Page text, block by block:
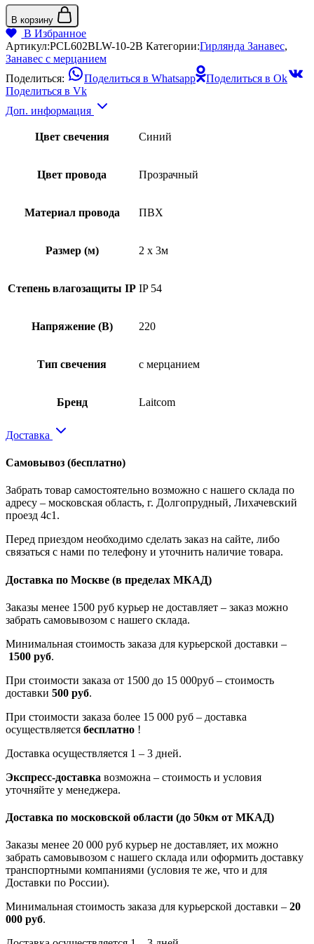
В корзину
В Избранное
Артикул:PCL602BLW-10-2B Категории:Гирлянда Занавес,
Занавес с мерцанием
Поделиться:
Поделиться в Whatsapp
Поделиться в Ok
Поделиться в Vk
Доп. информация
Цвет свечения Синий
Цвет провода Прозрачный
Материал провода ПВХ
Размер (м) 2 x 3м
Степень влагозащиты IP IP 54
Напряжение (В) 220
Тип свечения с мерцанием
Бренд Laitcom
Доставка
Самовывоз (бесплатно)
Забрать товар самостоятельно возможно с нашего склада по
адресу – московская область, г. Долгопрудный, Лихачевский
проезд 4с1.
Перед приездом необходимо сделать заказ на сайте, либо
связаться с нами по телефону и уточнить наличие товара.
Доставка по Москве (в пределах МКАД)
Заказы менее 1500 руб курьер не доставляет – заказ можно
забрать самовывозом с нашего склада.
Минимальная стоимость заказа для курьерской доставки –
1500 руб.
При стоимости заказа от 1500 до 15 000руб – стоимость
доставки 500 руб.
При стоимости заказа более 15 000 руб – доставка
осуществляется бесплатно !
Доставка осуществляется 1 – 3 дней.
Экспресс-доставка возможна – стоимость и условия
уточняйте у менеджера.
Доставка по московской области (до 50км от МКАД)
Заказы менее 20 000 руб курьер не доставляет, их можно
забрать самовывозом с нашего склада или оформить доставку
транспортными компаниями (условия те же, что и для
Доставки по России).
Минимальная стоимость заказа для курьерской доставки – 20
000 руб.